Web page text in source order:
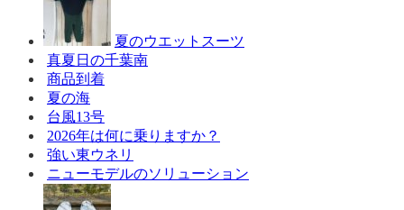
夏のウエットスーツ
真夏日の千葉南
商品到着
夏の海
台風13号
2026年は何に乗りますか？
強い東ウネリ
ニューモデルのソリューション